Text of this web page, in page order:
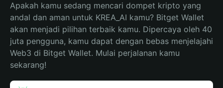
Apakah kamu sedang mencari dompet kripto yang
andal dan aman untuk KREA_AI kamu? Bitget Wallet
akan menjadi pilihan terbaik kamu. Dipercaya oleh 40
juta pengguna, kamu dapat dengan bebas menjelajahi
Web3 di Bitget Wallet. Mulai perjalanan kamu
sekarang!